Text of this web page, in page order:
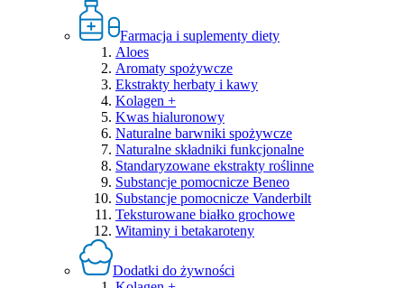
Farmacja i suplementy diety
Aloes
Aromaty spożywcze
Ekstrakty herbaty i kawy
Kolagen +
Kwas hialuronowy
Naturalne barwniki spożywcze
Naturalne składniki funkcjonalne
Standaryzowane ekstrakty roślinne
Substancje pomocnicze Beneo
Substancje pomocnicze Vanderbilt
Teksturowane białko grochowe
Witaminy i betakaroteny
Dodatki do żywności